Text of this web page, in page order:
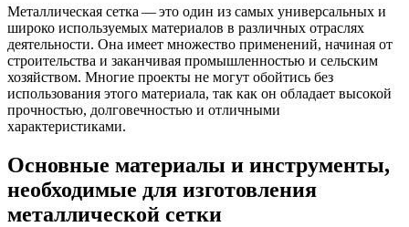
квадратные
Трубы
нержавеющие
электросварные
AISI
Трубы
нержавеющие
перфорированные
бесшовные
алюминиевый
Труба
алюминиевая
Уголок
алюминиевый
Фольга
алюминиевая
алюминиевый
Шина
PP-R
Фланцы
стальные
Заглушки
стальные
Тройники
шуруп-
Металлическая сетка — это один из самых универсальных и
широко используемых материалов в различных отраслях
деятельности. Она имеет множество применений, начиная от
строительства и заканчивая промышленностью и сельским
хозяйством. Многие проекты не могут обойтись без
использования этого материала, так как он обладает высокой
прочностью, долговечностью и отличными
характеристиками.
Основные материалы и инструменты,
необходимые для изготовления
металлической сетки